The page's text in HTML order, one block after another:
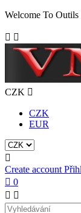
Welcome To
 
CZK 
CZK
EUR

Create account
 0
 